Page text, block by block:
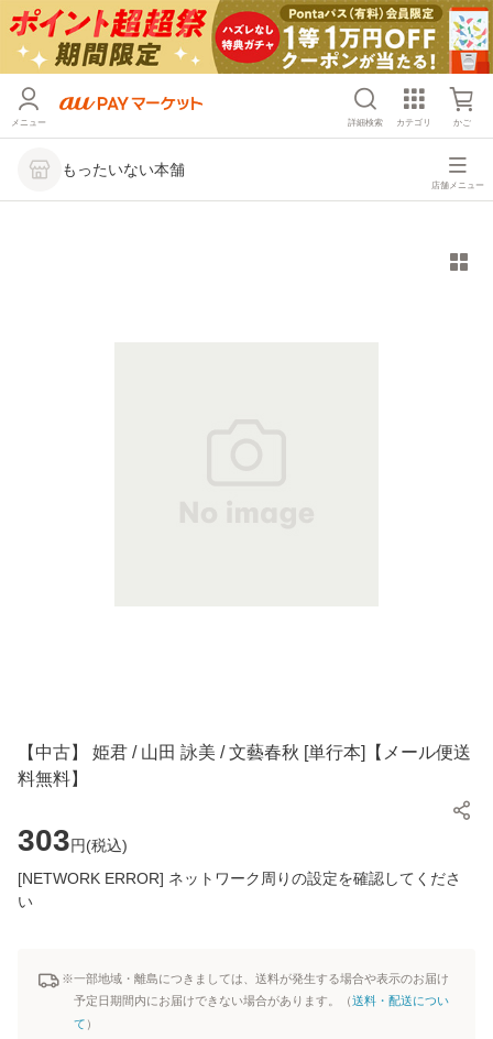
メニュー 詳細検索 カテゴリ かご
もったいない本舗
店舗メニュー
【中古】 姫君 / 山田 詠美 / 文藝春秋 [単行本]【メール便送
料無料】
303円(税込)
[NETWORK ERROR] ネットワーク周りの設定を確認してくださ
い
※一部地域・離島につきましては、送料が発生する場合や表示のお届け
予定日期間内にお届けできない場合があります。（送料・配送につい
て ）